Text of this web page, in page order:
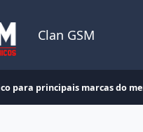
Clan GSM
para principais marcas do